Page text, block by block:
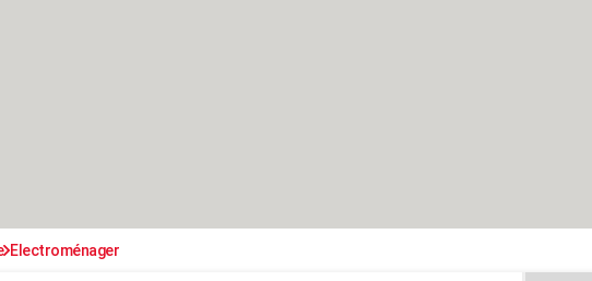
Electroménager